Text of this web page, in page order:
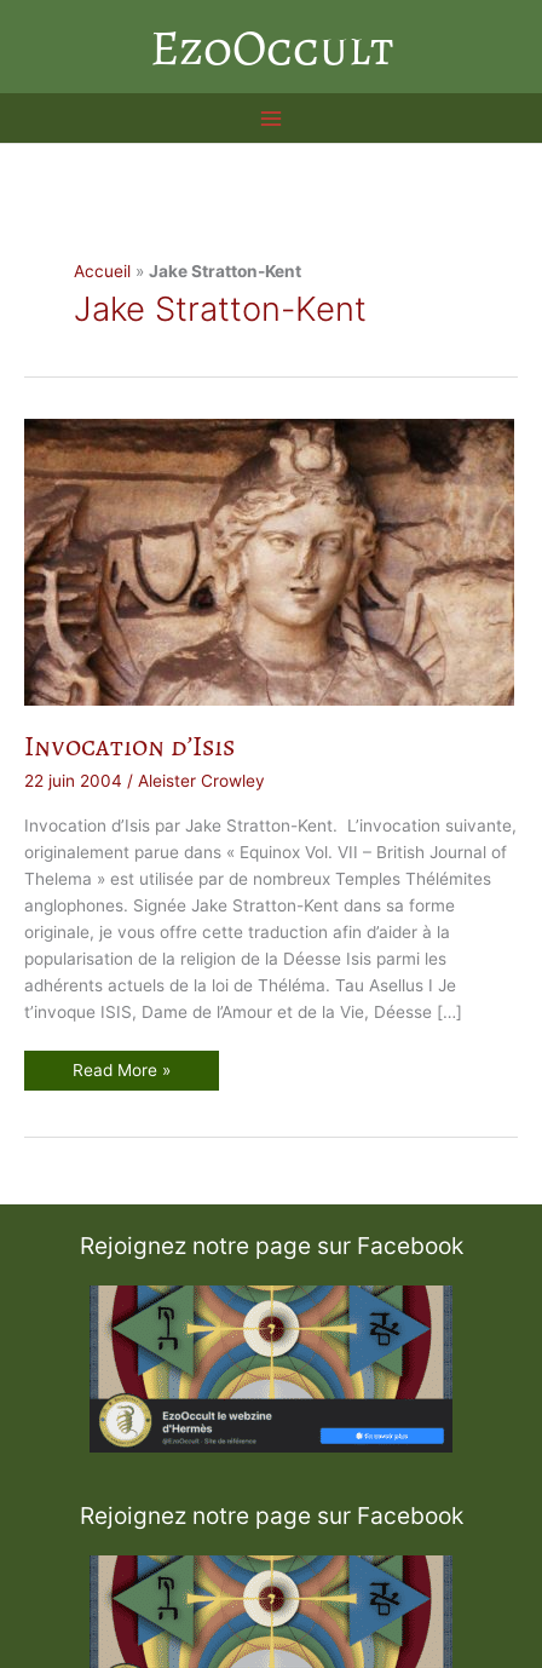
EzoOccult
Accueil »Jake Stratton-Kent
Jake Stratton-Kent
Invocation d’Isis
22 juin 2004 / Aleister Crowley
Invocation d’Isis par Jake Stratton-Kent. L’invocation suivante,
originalement parue dans « Equinox Vol. VII – British Journal of
Thelema » est utilisée par de nombreux Temples Thélémites
anglophones. Signée Jake Stratton-Kent dans sa forme
originale, je vous offre cette traduction afin d’aider à la
popularisation de la religion de la Déesse Isis parmi les
adhérents actuels de la loi de Théléma. Tau Asellus I Je
t’invoque ISIS, Dame de l’Amour et de la Vie, Déesse […]
I
n
Read More »
Rejoignez notre page sur Facebook
Rejoignez notre page sur Facebook